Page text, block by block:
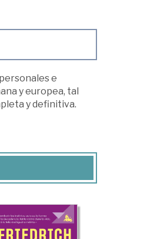
e
y europea, tal
y definitiva.